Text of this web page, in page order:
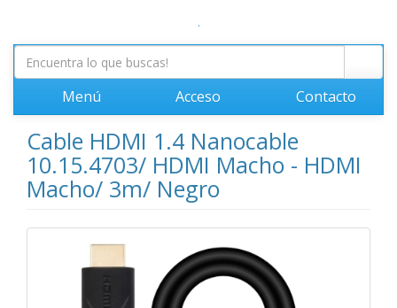
.
Menú Acceso Contacto
Cable HDMI 1.4 Nanocable
10.15.4703/ HDMI Macho - HDMI
Macho/ 3m/ Negro